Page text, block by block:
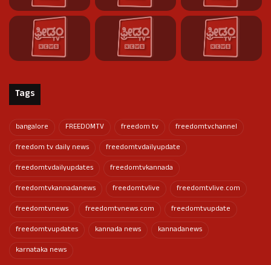
Tags
bangalore FREEDOMTV freedom tv
freedomtvchannel
freedom tv daily news
freedomtvdailyupdate
freedomtvdailyupdates
freedomtvkannada
freedomtvkannadanews
freedomtvlive
freedomtvlive.com
freedomtvnews
freedomtvnews.com
freedomtvupdate
freedomtvupdates
kannada news
kannadanews
karnataka news